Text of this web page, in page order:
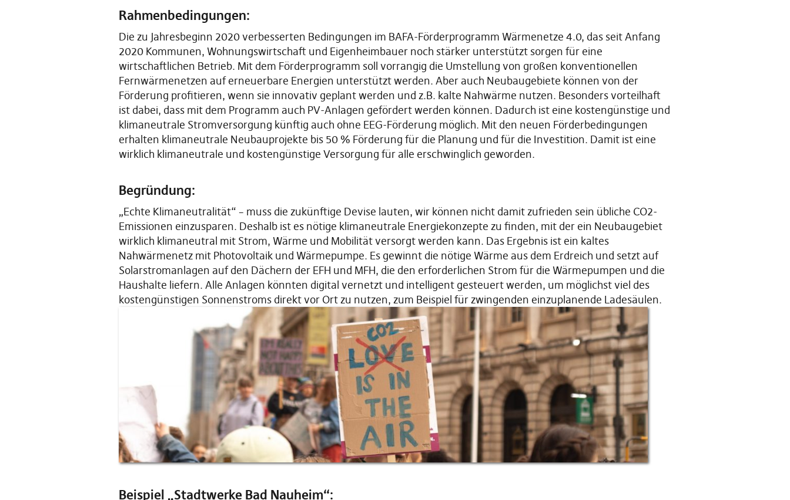
Rahmenbedingungen:
Die zu Jahresbeginn 2020 verbesserten Bedingungen im BAFA-Förderprogramm Wärmenetze 4.0, das seit Anfang
2020 Kommunen, Wohnungswirtschaft und Eigenheimbauer noch stärker unterstützt sorgen für eine
wirtschaftlichen Betrieb. Mit dem Förderprogramm soll vorrangig die Umstellung von großen konventionellen
Fernwärmenetzen auf erneuerbare Energien unterstützt werden. Aber auch Neubaugebiete können von der
Förderung profitieren, wenn sie innovativ geplant werden und z.B. kalte Nahwärme nutzen. Besonders vorteilhaft
ist dabei, dass mit dem Programm auch PV-Anlagen gefördert werden können. Dadurch ist eine kostengünstige und
klimaneutrale Stromversorgung künftig auch ohne EEG-Förderung möglich. Mit den neuen Förderbedingungen
erhalten klimaneutrale Neubauprojekte bis 50 % Förderung für die Planung und für die Investition. Damit ist eine
wirklich klimaneutrale und kostengünstige Versorgung für alle erschwinglich geworden.
Begründung:
„Echte Klimaneutralität“ – muss die zukünftige Devise lauten, wir können nicht damit zufrieden sein übliche CO2-
Emissionen einzusparen. Deshalb ist es nötige klimaneutrale Energiekonzepte zu finden, mit der ein Neubaugebiet
wirklich klimaneutral mit Strom, Wärme und Mobilität versorgt werden kann. Das Ergebnis ist ein kaltes
Nahwärmenetz mit Photovoltaik und Wärmepumpe. Es gewinnt die nötige Wärme aus dem Erdreich und setzt auf
Solarstromanlagen auf den Dächern der EFH und MFH, die den erforderlichen Strom für die Wärmepumpen und die
Haushalte liefern. Alle Anlagen könnten digital vernetzt und intelligent gesteuert werden, um möglichst viel des
kostengünstigen Sonnenstroms direkt vor Ort zu nutzen, zum Beispiel für zwingenden einzuplanende Ladesäulen.
Beispiel „Stadtwerke Bad Nauheim“: